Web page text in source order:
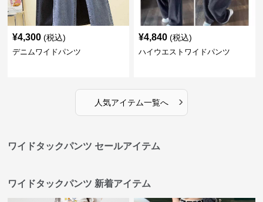
¥4,300 (税込)
デニムワイドパンツ
¥4,840 (税込)
ハイウエストワイドパンツ
人気アイテム一覧へ ›
ワイドタックパンツ セールアイテム
ワイドタックパンツ 新着アイテム